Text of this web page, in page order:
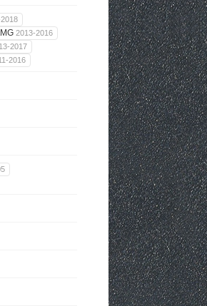
2013-2016
2017
2016